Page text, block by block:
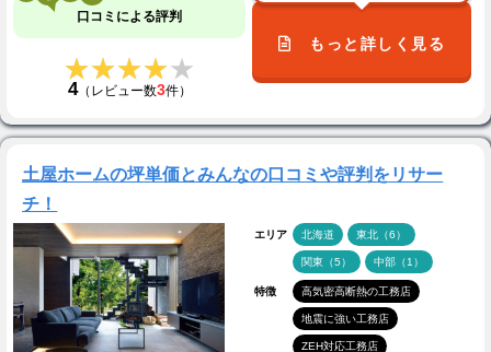
口コミによる評判
★★★★★
★★★★★
4（レビュー数3件）
もっと詳しく見る
土屋ホームの坪単価とみんなの口コミや評判をリサー
チ！
エリア 北海道 東北（6）
関東（5） 中部（1）
特徴 高気密高断熱の工務店
地震に強い工務店
ZEH対応工務店